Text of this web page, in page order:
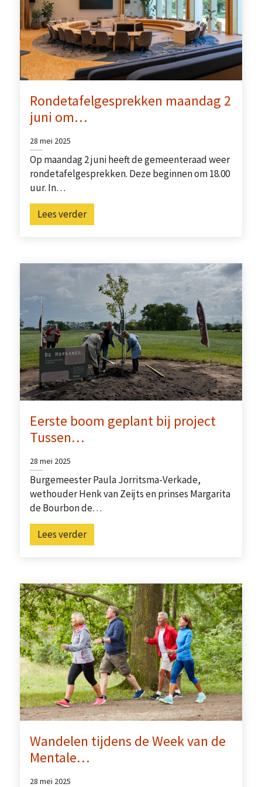
Rondetafelgesprekken maandag 2
juni om…
28 mei 2025
Op maandag 2 juni heeft de gemeenteraad weer
rondetafelgesprekken. Deze beginnen om 18.00
uur. In…
Lees verder
Eerste boom geplant bij project
Tussen…
28 mei 2025
Burgemeester Paula Jorritsma-Verkade,
wethouder Henk van Zeijts en prinses Margarita
de Bourbon de…
Lees verder
Wandelen tijdens de Week van de
Mentale…
28 mei 2025